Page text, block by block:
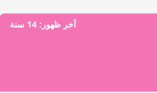
آخر ظهور: 14 سنة